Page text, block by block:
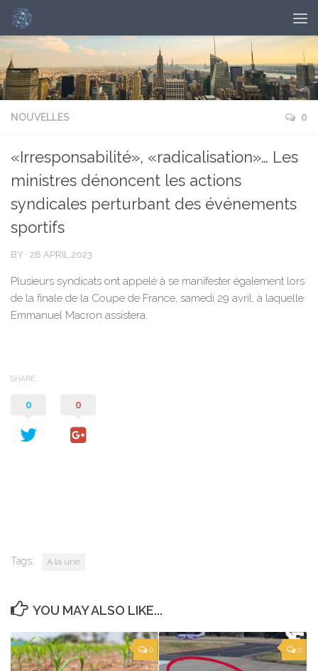
NOUVELLES 0
«Irresponsabilité», «radicalisation»… Les
ministres dénoncent les actions
syndicales perturbant des événements
sportifs
BY · 28 APRIL 2023
Plusieurs syndicats ont appelé à se manifester également lors
de la finale de la Coupe de France, samedi 29 avril, à laquelle
Emmanuel Macron assistera.
SHARE
0 0
Tags: A la une
YOU MAY ALSO LIKE...
0 0